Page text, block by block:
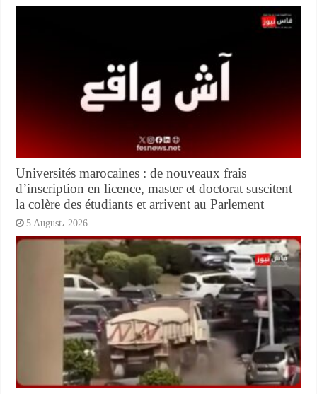
Universités marocaines : de nouveaux frais
d’inscription en licence, master et doctorat suscitent
la colère des étudiants et arrivent au Parlement
5 August، 2026